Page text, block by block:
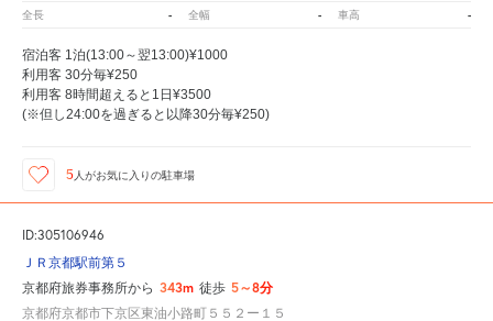
全長 - 全幅 - 車高 -
宿泊客 1泊(13:00～翌13:00)¥1000
利用客 30分毎¥250
利用客 8時間超えると1日¥3500
(※但し24:00を過ぎると以降30分毎¥250)
5人がお気に入りの駐車場
ID:305106946
ＪＲ京都駅前第５
京都府旅券事務所から 343m 徒歩 5～8分
京都府京都市下京区東油小路町５５２ー１５